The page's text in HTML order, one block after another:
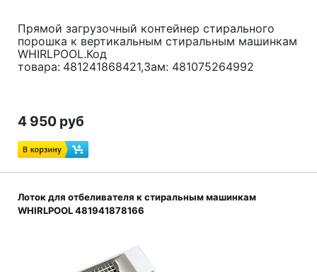
Прямой загрузочный контейнер стирального
порошка к вертикальным стиральным машинкам
WHIRLPOOL.Код
товара: 481241868421,Зам: 481075264992
4 950 руб
Лоток для отбеливателя к стиральным машинкам
WHIRLPOOL 481941878166